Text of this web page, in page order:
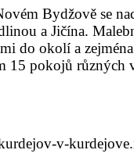
Bydžově se
a Jičína.
do okolí a
15 pokojů různých
v-